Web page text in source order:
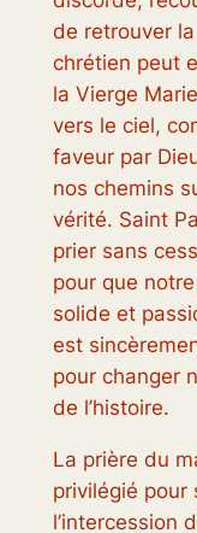
de retrouver
chrétien peut
la Vierge Marie
vers le ciel,
faveur par
nos chemins
vérité. Saint
prier sans
pour que
solide et
est
pour changer
de l’histoire.
La prière du
privilégié pour
l’intercession